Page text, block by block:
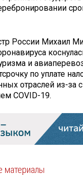
России Михаил
и
по уплате
отраслей из-за
COVID-19.